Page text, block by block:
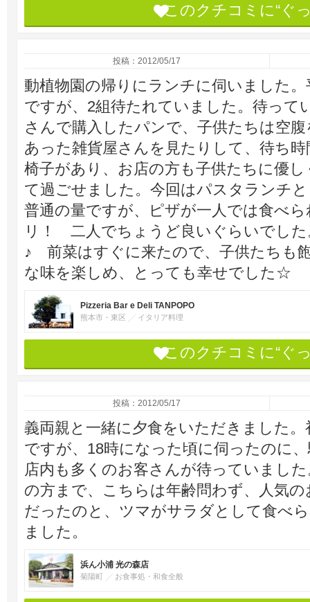
このクチコミに“ぐ
投稿：2012/05/17
動植物園の帰りにランチに伺いました
ですが、2組待たれていました。待って
さんで購入したパンで、子供たちは空
あった雑貨屋さんを見たりして、待ち
椅子があり、お店の方も子供たちに優
て過ごせました。今回はパスタランチ
普通の量ですが、ピザが一人では食べ
リ！ 二人でちょうど良いぐらいでし
♪ 前菜はすぐに来たので、子供たちも
な味を楽しめ、とっても幸せでした☆
Pizzeria Bar e Deli TANPOPO
熊本市・東区 イタリア料理
このクチコミに“ぐ
投稿：2012/05/17
義両親と一緒に夕食をいただきました
ですが、18時になった頃に伺ったのに
店内も多くのお客さんが待っていまし
の方まで、こちらは年齢問わず、人気
だったのと、ツマがサラダとして食べ
ました。
浜ん小浦 光の森店
菊陽町 お食事処・和食全般